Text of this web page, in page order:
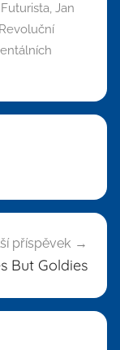
, Jan
Revoluční
příspěvek
But Goldies